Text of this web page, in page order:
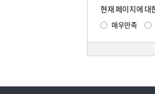
현재 페이지에 대
매우만족